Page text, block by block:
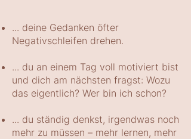
... deine Gedanken öfter
Negativschleifen drehen.
... du an einem Tag voll motiviert bist
und dich am nächsten fragst: Wozu
das eigentlich? Wer bin ich schon?
... du ständig denkst, irgendwas noch
mehr zu müssen – mehr lernen, mehr